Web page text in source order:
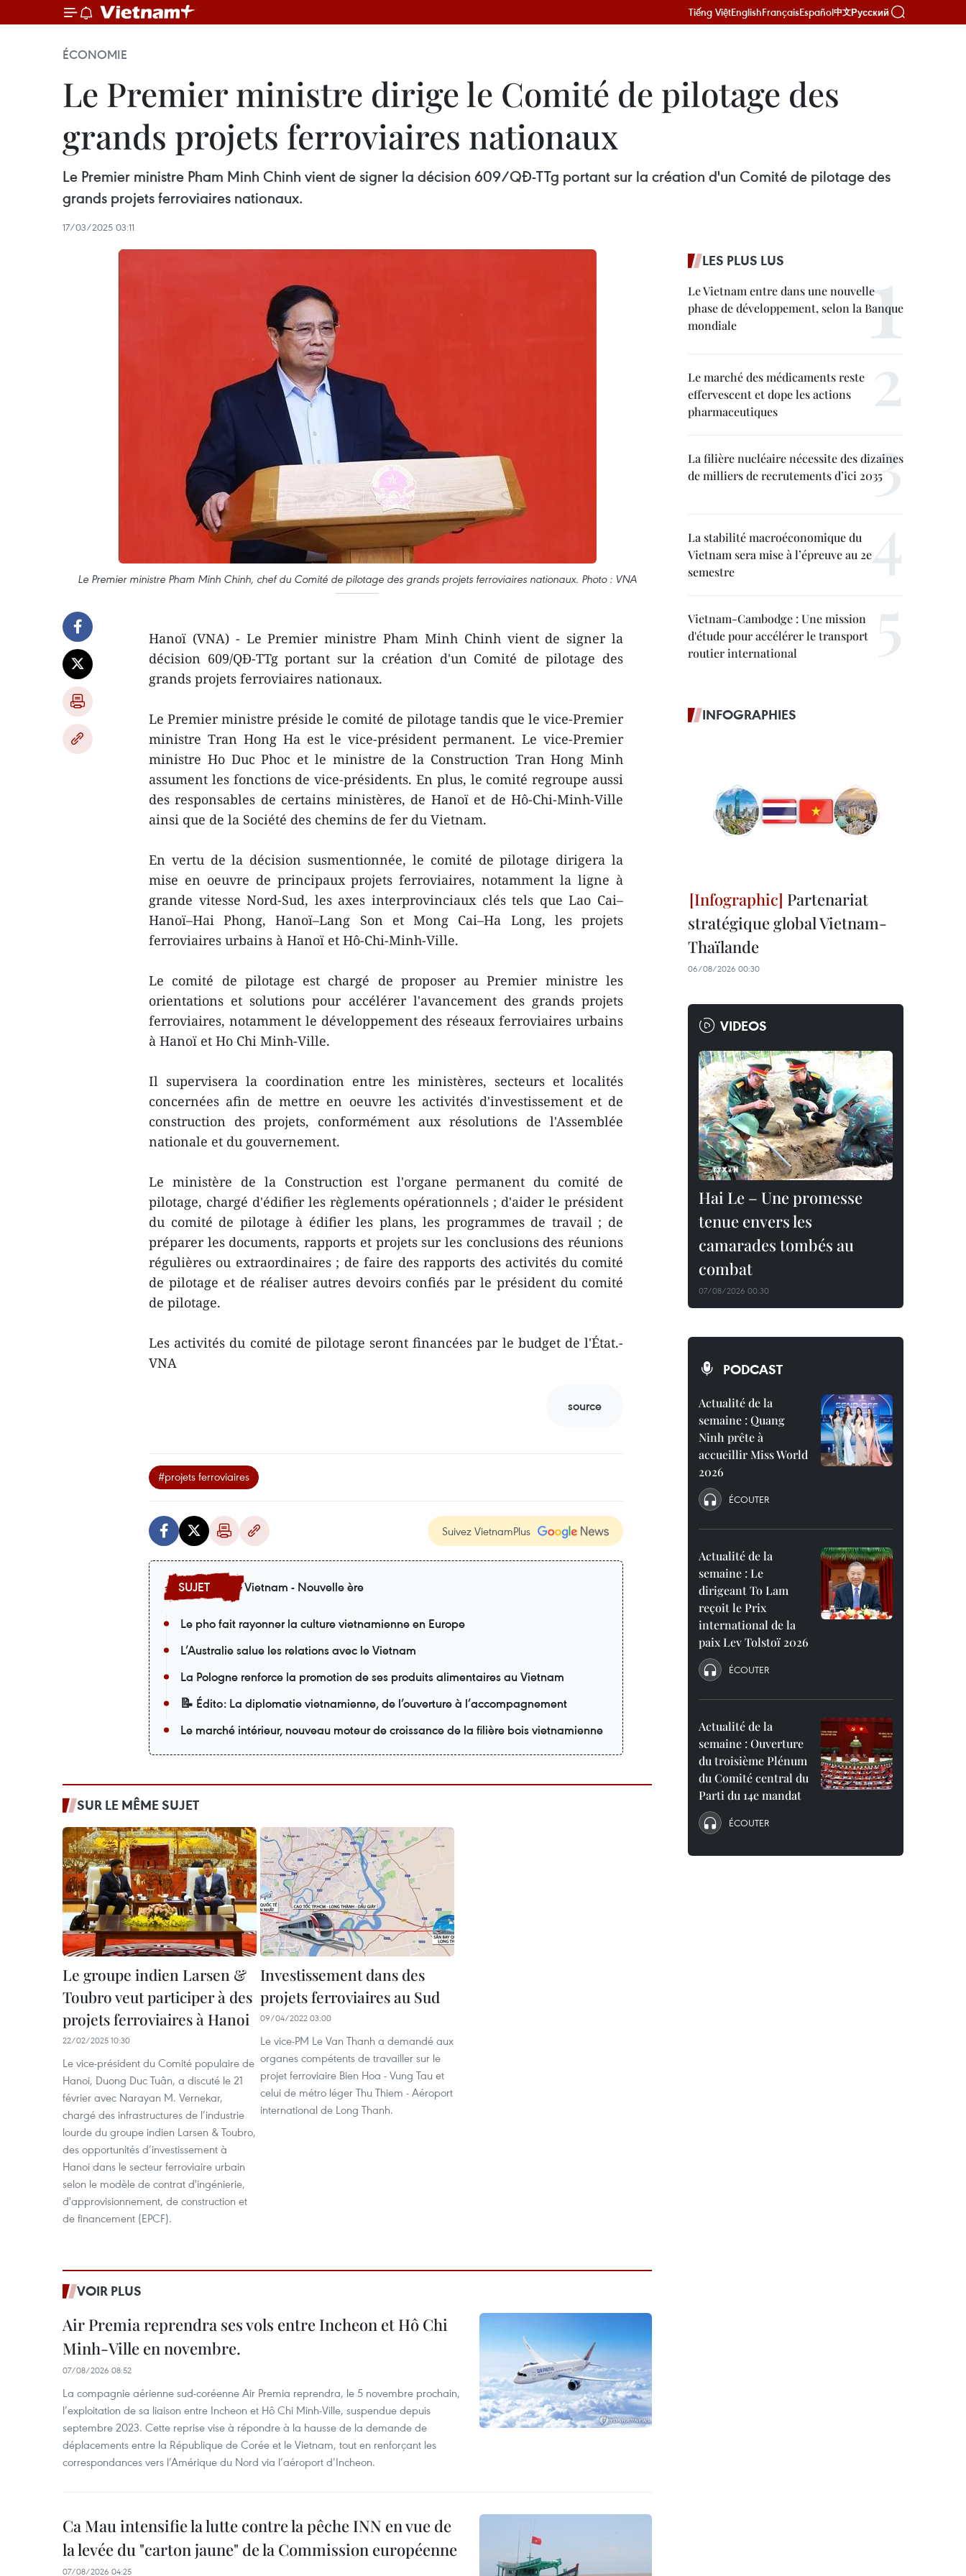
Tiếng ViệtEnglishFrançaisEspañol中文Русский
ÉCONOMIE
Le Premier ministre dirige le Comité de pilotage des
grands projets ferroviaires nationaux
Le Premier ministre Pham Minh Chinh vient de signer la décision 609/QĐ-TTg portant sur la création d'un Comité de pilotage des
grands projets ferroviaires nationaux.
17/03/2025 03:11
Le Premier ministre Pham Minh Chinh, chef du Comité de pilotage des grands projets ferroviaires nationaux. Photo : VNA
Hanoï (VNA) - Le Premier ministre Pham Minh Chinh vient de signer la
décision 609/QĐ-TTg portant sur la création d'un Comité de pilotage des
grands projets ferroviaires nationaux.
Le Premier ministre préside le comité de pilotage tandis que le vice-Premier
ministre Tran Hong Ha est le vice-président permanent. Le vice-Premier
ministre Ho Duc Phoc et le ministre de la Construction Tran Hong Minh
assument les fonctions de vice-présidents. En plus, le comité regroupe aussi
des responsables de certains ministères, de Hanoï et de Hô-Chi-Minh-Ville
ainsi que de la Société des chemins de fer du Vietnam.
En vertu de la décision susmentionnée, le comité de pilotage dirigera la
mise en oeuvre de principaux projets ferroviaires, notamment la ligne à
grande vitesse Nord-Sud, les axes interprovinciaux clés tels que Lao Cai–
Hanoï–Hai Phong, Hanoï–Lang Son et Mong Cai–Ha Long, les projets
ferroviaires urbains à Hanoï et Hô-Chi-Minh-Ville.
Le comité de pilotage est chargé de proposer au Premier ministre les
orientations et solutions pour accélérer l'avancement des grands projets
ferroviaires, notamment le développement des réseaux ferroviaires urbains
à Hanoï et Ho Chi Minh-Ville.
Il supervisera la coordination entre les ministères, secteurs et localités
concernées afin de mettre en oeuvre les activités d'investissement et de
construction des projets, conformément aux résolutions de l'Assemblée
nationale et du gouvernement.
Le ministère de la Construction est l'organe permanent du comité de
pilotage, chargé d'édifier les règlements opérationnels ; d'aider le président
du comité de pilotage à édifier les plans, les programmes de travail ; de
préparer les documents, rapports et projets sur les conclusions des réunions
régulières ou extraordinaires ; de faire des rapports des activités du comité
de pilotage et de réaliser autres devoirs confiés par le président du comité
de pilotage.
Les activités du comité de pilotage seront financées par le budget de l'État.-
VNA
source
#projets ferroviaires
Suivez VietnamPlus
Vietnam - Nouvelle ère
Le pho fait rayonner la culture vietnamienne en Europe
L’Australie salue les relations avec le Vietnam
La Pologne renforce la promotion de ses produits alimentaires au Vietnam
📝 Édito: La diplomatie vietnamienne, de l’ouverture à l’accompagnement
Le marché intérieur, nouveau moteur de croissance de la filière bois vietnamienne
SUR LE MÊME SUJET
Le groupe indien Larsen &
Toubro veut participer à des
projets ferroviaires à Hanoi
22/02/2025 10:30
Le vice-président du Comité populaire de
Hanoi, Duong Duc Tuân, a discuté le 21
février avec Narayan M. Vernekar,
chargé des infrastructures de l’industrie
lourde du groupe indien Larsen & Toubro,
des opportunités d’investissement à
Hanoi dans le secteur ferroviaire urbain
selon le modèle de contrat d'ingénierie,
d'approvisionnement, de construction et
de financement (EPCF).​
Investissement dans des
projets ferroviaires au Sud
09/04/2022 03:00
Le vice-PM Le Van Thanh a demandé aux
organes compétents de travailler sur le
projet ferroviaire Bien Hoa - Vung Tau et
celui de métro léger Thu Thiem - Aéroport
international de Long Thanh.
VOIR PLUS
Air Premia reprendra ses vols entre Incheon et Hô Chi
Minh-Ville en novembre.
07/08/2026 08:52
La compagnie aérienne sud-coréenne Air Premia reprendra, le 5 novembre prochain,
l’exploitation de sa liaison entre Incheon et Hô Chi Minh-Ville, suspendue depuis
septembre 2023. Cette reprise vise à répondre à la hausse de la demande de
déplacements entre la République de Corée et le Vietnam, tout en renforçant les
correspondances vers l’Amérique du Nord via l’aéroport d’Incheon.
Ca Mau intensifie la lutte contre la pêche INN en vue de
la levée du "carton jaune" de la Commission européenne
07/08/2026 04:25
LES PLUS LUS
Le Vietnam entre dans une nouvelle
phase de développement, selon la Banque
mondiale
Le marché des médicaments reste
effervescent et dope les actions
pharmaceutiques
La filière nucléaire nécessite des dizaines
de milliers de recrutements d’ici 2035
La stabilité macroéconomique du
Vietnam sera mise à l’épreuve au 2e
semestre
Vietnam-Cambodge : Une mission
d'étude pour accélérer le transport
routier international
INFOGRAPHIES
Partenariat
stratégique global Vietnam-
Thaïlande
06/08/2026 00:30
VIDEOS
Hai Le – Une promesse
tenue envers les
camarades tombés au
combat
07/08/2026 00:30
PODCAST
Actualité de la
semaine : Quang
Ninh prête à
accueillir Miss World
2026
ÉCOUTER
Actualité de la
semaine : Le
dirigeant To Lam
reçoit le Prix
international de la
paix Lev Tolstoï 2026
ÉCOUTER
Actualité de la
semaine : Ouverture
du troisième Plénum
du Comité central du
Parti du 14e mandat
ÉCOUTER